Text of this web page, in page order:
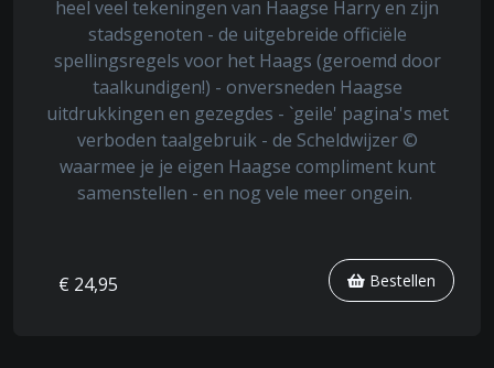
heel veel tekeningen van Haagse Harry en zijn
stadsgenoten - de uitgebreide officiële
spellingsregels voor het Haags (geroemd door
taalkundigen!) - onversneden Haagse
uitdrukkingen en gezegdes - `geile' pagina's met
verboden taalgebruik - de Scheldwijzer ©
waarmee je je eigen Haagse compliment kunt
samenstellen - en nog vele meer ongein.
€ 24,95 Bestellen